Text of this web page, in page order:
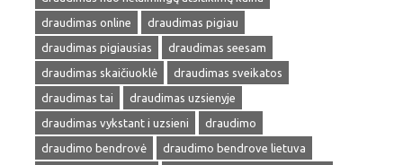
draudimas online
draudimas pigiau
draudimas pigiausias
draudimas seesam
draudimas skaičiuoklė
draudimas sveikatos
draudimas tai
draudimas uzsienyje
draudimas vykstant i uzsieni
draudimo
draudimo bendrovė
draudimo bendrove lietuva